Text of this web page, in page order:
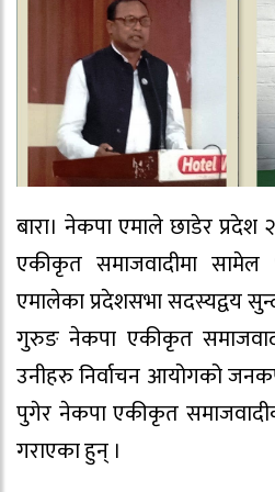
बारा। नेकपा एमाले छाडेर
एकीकृत समाजवादीमा
एमालेका प्रदेशसभा सदस्यद्वय
गुरुङ नेकपा एकीकृत
उनीहरु निर्वाचन आयोगको
पुगेर नेकपा एकीकृत
गराएका हुन् ।